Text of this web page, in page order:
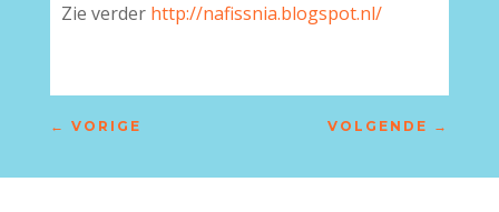
Zie verder http://nafissnia.blogspot.nl/
← VORIGE VOLGENDE →